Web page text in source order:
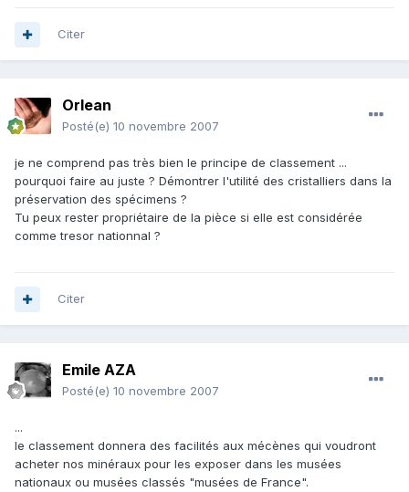
Citer
Orlean
Posté(e) 10 novembre 2007
je ne comprend pas très bien le principe de classement ...
pourquoi faire au juste ? Démontrer l'utilité des cristalliers dans la
préservation des spécimens ?
Tu peux rester propriétaire de la pièce si elle est considérée
comme tresor nationnal ?
Citer
Emile AZA
Posté(e) 10 novembre 2007
...
le classement donnera des facilités aux mécènes qui voudront
acheter nos minéraux pour les exposer dans les musées
nationaux ou musées classés "musées de France".